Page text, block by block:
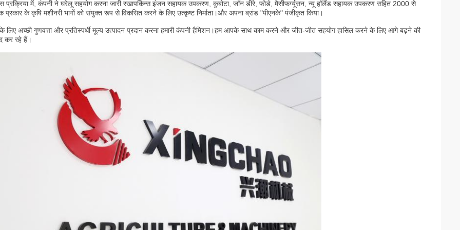
प्रक्रिया में, कंपनी ने घरेलू सहयोग करना जारी रखापर्किन्स इंजन सहायक उपकरण, कुबोटा, जॉन डीरे, फोर्ड, मैसीफर्ग्यूसन, न्यू हॉलैंड सहायक उपकरण सहित 2000 से
प्रकार के कृषि मशीनरी भागों को संयुक्त रूप से विकसित करने के लिए उत्कृष्ट निर्माता।और अपना ब्रांड "पीएनके" पंजीकृत किया।
अच्छी गुणवत्ता और प्रतिस्पर्धी मूल्य उत्पादन प्रदान करना हमारी कंपनी हैमिशन।हम आपके साथ काम करने और जीत-जीत सहयोग हासिल करने के लिए आगे बढ़ने की
कर रहे हैं।